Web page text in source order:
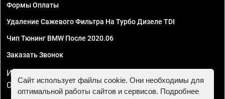
Формы Оплаты
Удаление Сажевого Фильтра На Турбо Дизеле TDI
Чип Тюнинг BMW После 2020.06
Заказать Звонок
ИП Смирнов Георгий Павлович. ИНН 781302555843,
ОГРНИП 324470400032610
Сайт использует файлы cookie. Они необходимы для
оптимальной работы сайтов и сервисов. Подробнее